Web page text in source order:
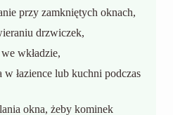
przy zamkniętych oknach,
drzwiczek,
wkładzie,
w łazience lub kuchni podczas
okna, żeby kominek